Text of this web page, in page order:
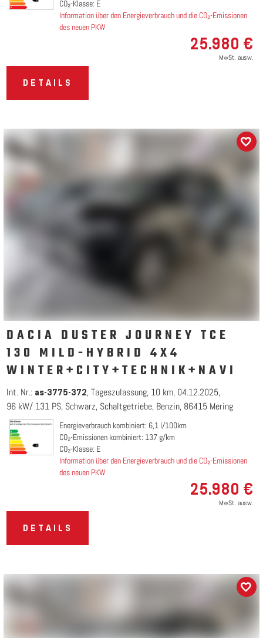
CO₂-Klasse: E
Information über den Energieverbrauch und die CO₂-Emissionen
des neuen PKW
25.980 €
MwSt. ausw.
DETAILS
DACIA DUSTER JOURNEY TCE
130 MILD-HYBRID 4X4
WINTER+CITY+TECHNIK+NAVI
Int. Nr.: as-3775-372 Tageszulassung 10 km 04.12.2025
96 kW/ 131 PS Schwarz Schaltgetriebe Benzin 86415 Mering
Energieverbrauch kombiniert: 6,1 l/100km
CO₂-Emissionen kombiniert: 137 g/km
CO₂-Klasse: E
Information über den Energieverbrauch und die CO₂-Emissionen
des neuen PKW
25.980 €
MwSt. ausw.
DETAILS